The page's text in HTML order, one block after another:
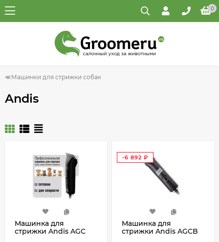
0
Машинки для стрижки собак
Andis
Машинка для
стрижки Andis AGC
-6 892 ₽
Машинка для
стрижки Andis AGCB